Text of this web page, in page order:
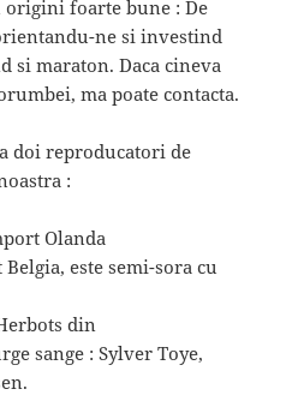
foarte bune : De
ne si investind
si maraton. Daca cineva
ma poate contacta.
doi reproducatori de
:
Olanda
este semi-sora cu
din
sange : Sylver Toye,